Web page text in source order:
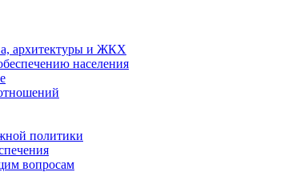
архитектуры и ЖКХ
населения
политики
вопросам